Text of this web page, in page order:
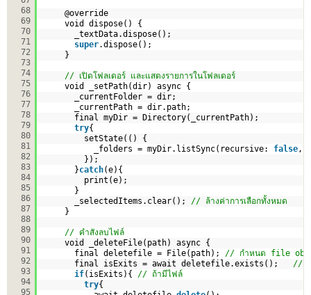
68
69
70
71
72
73
74
75
76
77
78
79
80
81
82
83
84
85
86
87
88
89
90
91
92
93
94
95
@override
void dispose() {
_textData.dispose();
super.dispose();
}
// เปิดโฟลเดอร์ และแสดงรายการในโฟลเดอร์
void _setPath(dir) async {
_currentFolder = dir;
_currentPath = dir.path;
final myDir = Directory(_currentPath);
try{
setState(() {
_folders = myDir.listSync(recursive: false,
});
}catch(e){
print(e);
}
_selectedItems.clear(); // ล้างค่าการเลือกทั้งหมด
}
// คำสังลบไฟล์
void _deleteFile(path) async {
final deletefile = File(path); // กำหนด file
final isExits = await deletefile.exists(); // เ
if(isExits){ // ถ้ามีไฟล์
try{